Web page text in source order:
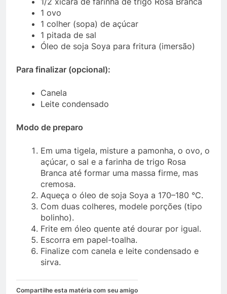
1 ovo
1 colher (sopa) de açúcar
1 pitada de sal
Óleo de soja Soya para fritura (imersão)
Para finalizar (opcional):
Canela
Leite condensado
Modo de preparo
Em uma tigela, misture a pamonha, o ovo, o
açúcar, o sal e a farinha de trigo Rosa
Branca até formar uma massa firme, mas
cremosa.
Aqueça o óleo de soja Soya a 170–180 °C.
Com duas colheres, modele porções (tipo
bolinho).
Frite em óleo quente até dourar por igual.
Escorra em papel-toalha.
Finalize com canela e leite condensado e
sirva.
Compartilhe esta matéria com seu amigo